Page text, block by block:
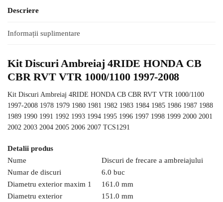
Descriere
Informații suplimentare
Kit Discuri Ambreiaj 4RIDE HONDA CB
CBR RVT VTR 1000/1100 1997-2008
Kit Discuri Ambreiaj 4RIDE HONDA CB CBR RVT VTR 1000/1100
1997-2008 1978 1979 1980 1981 1982 1983 1984 1985 1986 1987 1988
1989 1990 1991 1992 1993 1994 1995 1996 1997 1998 1999 2000 2001
2002 2003 2004 2005 2006 2007 TCS1291
Detalii produs
Nume
Discuri de frecare a ambreiajului
Numar de discuri
6.0 buc
Diametru exterior maxim 1
161.0 mm
Diametru exterior
151.0 mm